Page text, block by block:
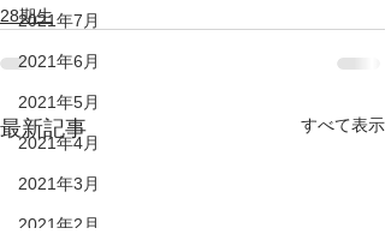
2021年7月
2021年6月
2021年5月
2021年4月
2021年3月
2021年2月
28期生
最新記事 すべて表示